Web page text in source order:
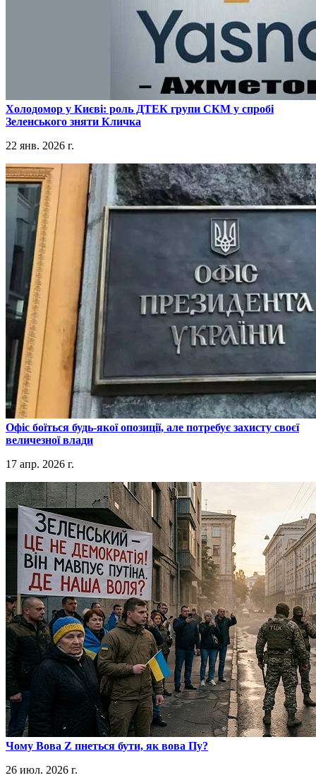
​Холодомор у Києві: роль ДТЕК групи СКМ у спробі
Зеленського зняти Кличка
22 янв. 2026 г.
​Офіс боїться будь-якої опозиції, але потребує захисту своєї
величезної влади
17 апр. 2026 г.
​Чому Вова Z пнеться бути, як вова Пу?
26 июл. 2026 г.